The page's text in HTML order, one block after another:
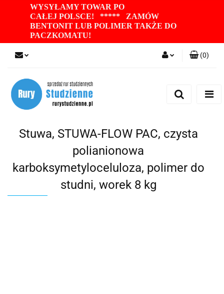
WYSYŁAMY TOWAR PO
CAŁEJ POLSCE! ***** ZAMÓW
BENTONIT LUB POLIMER TAKŻE DO
PACZKOMATU!
(0)
Stuwa, STUWA-FLOW PAC, czysta
polianionowa
karboksymetyloceluloza, polimer do
studni, worek 8 kg